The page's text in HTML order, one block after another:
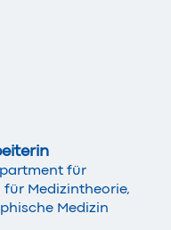
für
für Medizintheorie,
Medizin